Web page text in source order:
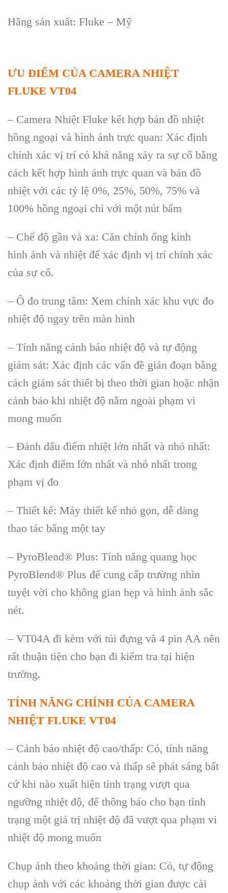
Hãng sản xuất: Fluke – Mỹ
ƯU ĐIỂM CỦA CAMERA NHIỆT
FLUKE VT04
– Camera Nhiệt Fluke kết hợp bản đồ nhiệt
hồng ngoại và hình ảnh trực quan: Xác định
chính xác vị trí có khả năng xảy ra sự cố bằng
cách kết hợp hình ảnh trực quan và bản đồ
nhiệt với các tỷ lệ 0%, 25%, 50%, 75% và
100% hồng ngoại chỉ với một nút bấm
– Chế độ gần và xa: Căn chỉnh ống kính
hình ảnh và nhiệt để xác định vị trí chính xác
của sự cố.
– Ô đo trung tâm: Xem chính xác khu vực đo
nhiệt độ ngay trên màn hình
– Tính năng cảnh báo nhiệt độ và tự động
giám sát: Xác định các vấn đề gián đoạn bằng
cách giám sát thiết bị theo thời gian hoặc nhận
cảnh báo khi nhiệt độ nằm ngoài phạm vi
mong muốn
– Đánh dấu điểm nhiệt lớn nhất và nhỏ nhất:
Xác định điểm lớn nhất và nhỏ nhất trong
phạm vị đo
– Thiết kế: Máy thiết kế nhỏ gọn, dễ dàng
thao tác bằng một tay
– PyroBlend® Plus: Tính năng quang học
PyroBlend® Plus để cung cấp trường nhìn
tuyệt vời cho không gian hẹp và hình ảnh sắc
nét.
– VT04A đi kèm với túi đựng và 4 pin AA nên
rất thuận tiện cho bạn đi kiểm tra tại hiện
trường.
TÍNH NĂNG CHÍNH CỦA CAMERA
NHIỆT FLUKE VT04
– Cảnh báo nhiệt độ cao/thấp: Có, tính năng
cảnh báo nhiệt độ cao và thấp sẽ phát sáng bất
cứ khi nào xuất hiện tình trạng vượt qua
ngưỡng nhiệt độ, để thông báo cho bạn tình
trạng một giá trị nhiệt độ đã vượt qua phạm vi
nhiệt độ mong muốn
Chụp ảnh theo khoảng thời gian: Có, tự động
chụp ảnh với các khoảng thời gian được cài